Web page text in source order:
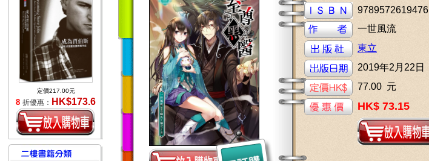
定價217.00元
8 折優惠： HK$173.6
9789572619476
一世風流
東立
2019年2月22日
77.00 元
HK$ 73.15